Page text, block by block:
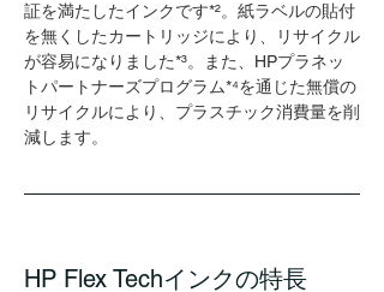
証を満たしたインクです*²。紙ラベルの貼付
を無くしたカートリッジにより、リサイクル
が容易になりました*³。また、HPプラネッ
トパートナーズプログラム*⁴を通じた無償の
リサイクルにより、プラスチック消費量を削
減します。
HP Flex Techインクの特長